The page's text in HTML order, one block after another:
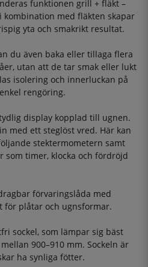
funktionen grill + fläkt –
med fläkten skapar
yta och smakrikt resultat.
du även baka eller tillaga flera
utan att de tar smak eller lukt
isolering och innerluckan på
rengöring.
display kopplad till ugnen.
med ett steglöst vred. Här kan
stektermometern samt
som timer, klocka och fördröjd
förvaringslåda med
för plåtar och ugnsformar.
sockel, som lämpar sig bäst
900–910 mm. Sockeln är
ha synliga fötter.